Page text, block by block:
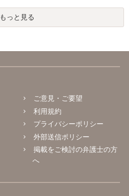
もっと見る
ご意見・ご要望
利用規約
プライバシーポリシー
外部送信ポリシー
掲載をご検討の弁護士の方
へ